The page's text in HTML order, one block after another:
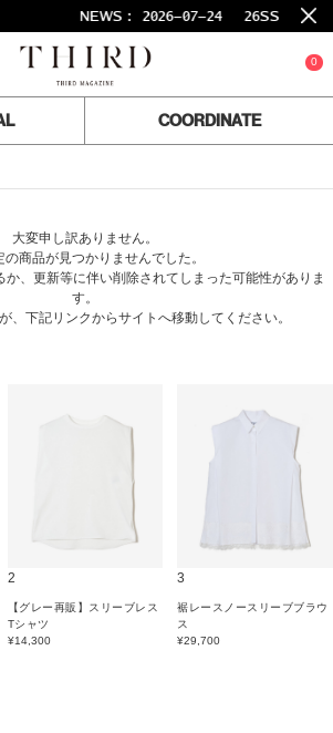
NEWS : 2026-07-24 26SS FINAL
0
COORDINATE
大変申し訳ありません。
の商品が見つかりませんでした。
、更新等に伴い削除されてしまった可能性がありま
す。
、下記リンクからサイトへ移動してください。
2
【グレー再販】スリーブレス
Tシャツ
¥14,300
3
裾レースノースリーブブラウ
ス
¥29,700